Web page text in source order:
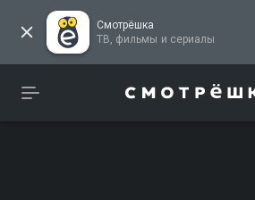
Смотрёшка
ТВ, фильмы и сериалы